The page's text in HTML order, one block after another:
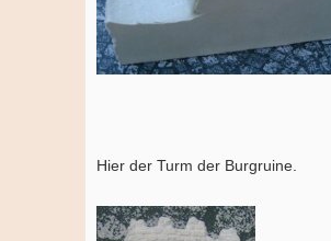
Hier der Turm der Burgruine.